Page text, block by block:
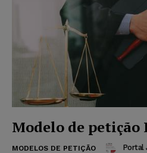
Modelo de petição
MODELOS DE PETIÇÃO Portal